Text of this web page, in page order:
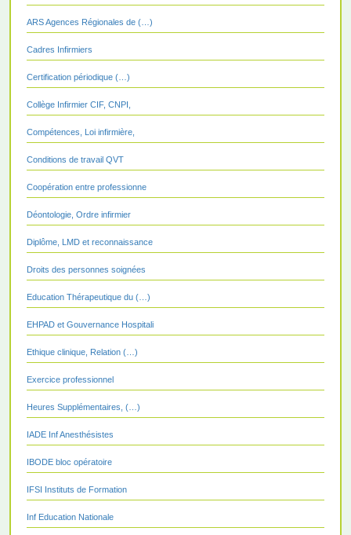
ARS Agences Régionales de (…)
Cadres Infirmiers
Certification périodique (…)
Collège Infirmier CIF, CNPI,
Compétences, Loi infirmière,
Conditions de travail QVT
Coopération entre professionne
Déontologie, Ordre infirmier
Diplôme, LMD et reconnaissance
Droits des personnes soignées
Education Thérapeutique du (…)
EHPAD et Gouvernance Hospitali
Ethique clinique, Relation (…)
Exercice professionnel
Heures Supplémentaires, (…)
IADE Inf Anesthésistes
IBODE bloc opératoire
IFSI Instituts de Formation
Inf Education Nationale